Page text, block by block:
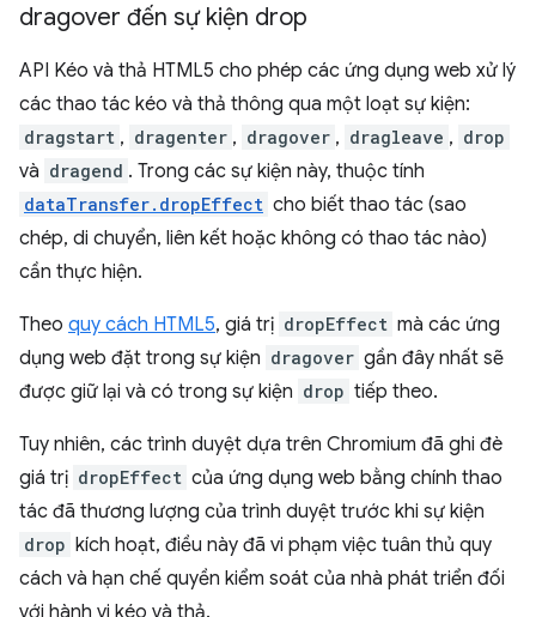
dragover đến sự kiện drop
API Kéo và thả HTML5 cho phép các ứng dụng web xử lý
các thao tác kéo và thả thông qua một loạt sự kiện:
dragstart , dragenter , dragover , dragleave , drop
và dragend . Trong các sự kiện này, thuộc tính
dataTransfer.dropEffect cho biết thao tác (sao
chép, di chuyển, liên kết hoặc không có thao tác nào)
cần thực hiện.
Theo quy cách HTML5, giá trị dropEffect mà các ứng
dụng web đặt trong sự kiện dragover gần đây nhất sẽ
được giữ lại và có trong sự kiện drop tiếp theo.
Tuy nhiên, các trình duyệt dựa trên Chromium đã ghi đè
giá trị dropEffect của ứng dụng web bằng chính thao
tác đã thương lượng của trình duyệt trước khi sự kiện
drop kích hoạt, điều này đã vi phạm việc tuân thủ quy
cách và hạn chế quyền kiểm soát của nhà phát triển đối
với hành vi kéo và thả.